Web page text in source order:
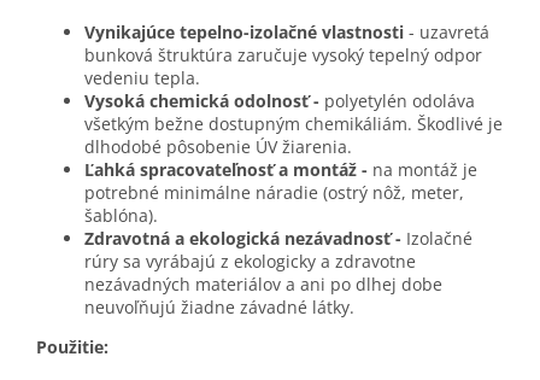
Vynikajúce tepelno-izolačné vlastnosti - uzavretá
bunková štruktúra zaručuje vysoký tepelný odpor
vedeniu tepla.
Vysoká chemická odolnosť - polyetylén odoláva
všetkým bežne dostupným chemikáliám. Škodlivé je
dlhodobé pôsobenie ÚV žiarenia.
Ľahká spracovateľnosť a montáž - na montáž je
potrebné minimálne náradie (ostrý nôž, meter,
šablóna).
Zdravotná a ekologická nezávadnosť - Izolačné
rúry sa vyrábajú z ekologicky a zdravotne
nezávadných materiálov a ani po dlhej dobe
neuvoľňujú žiadne závadné látky.
Použitie: